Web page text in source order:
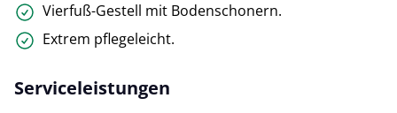
Vierfuß-Gestell mit Bodenschonern.
Extrem pflegeleicht.
Serviceleistungen